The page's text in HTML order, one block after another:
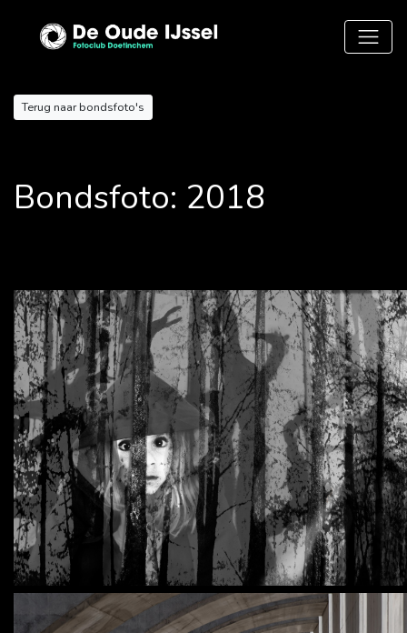
Terug naar bondsfoto's
Bondsfoto: 2018